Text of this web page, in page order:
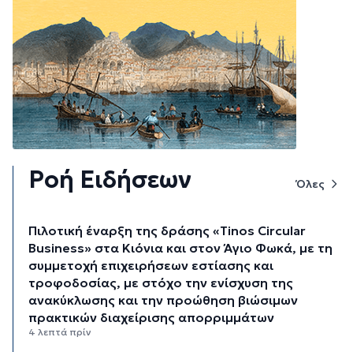
Ροή Ειδήσεων Όλες
Πιλοτική έναρξη της δράσης «Tinos Circular
Business» στα Κιόνια και στον Άγιο Φωκά, με τη
συμμετοχή επιχειρήσεων εστίασης και
τροφοδοσίας, με στόχο την ενίσχυση της
ανακύκλωσης και την προώθηση βιώσιμων
πρακτικών διαχείρισης απορριμμάτων
4 λεπτά πρίν